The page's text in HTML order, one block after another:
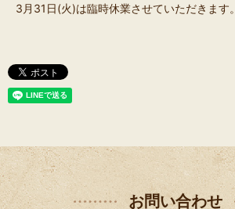
3月31日(火)は臨時休業させていただきます。
お問い合わせ